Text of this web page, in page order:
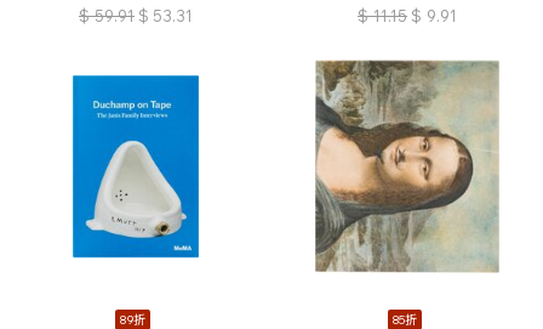
$ 59.91 $ 53.31
$ 11.15 $ 9.91
89折 85折